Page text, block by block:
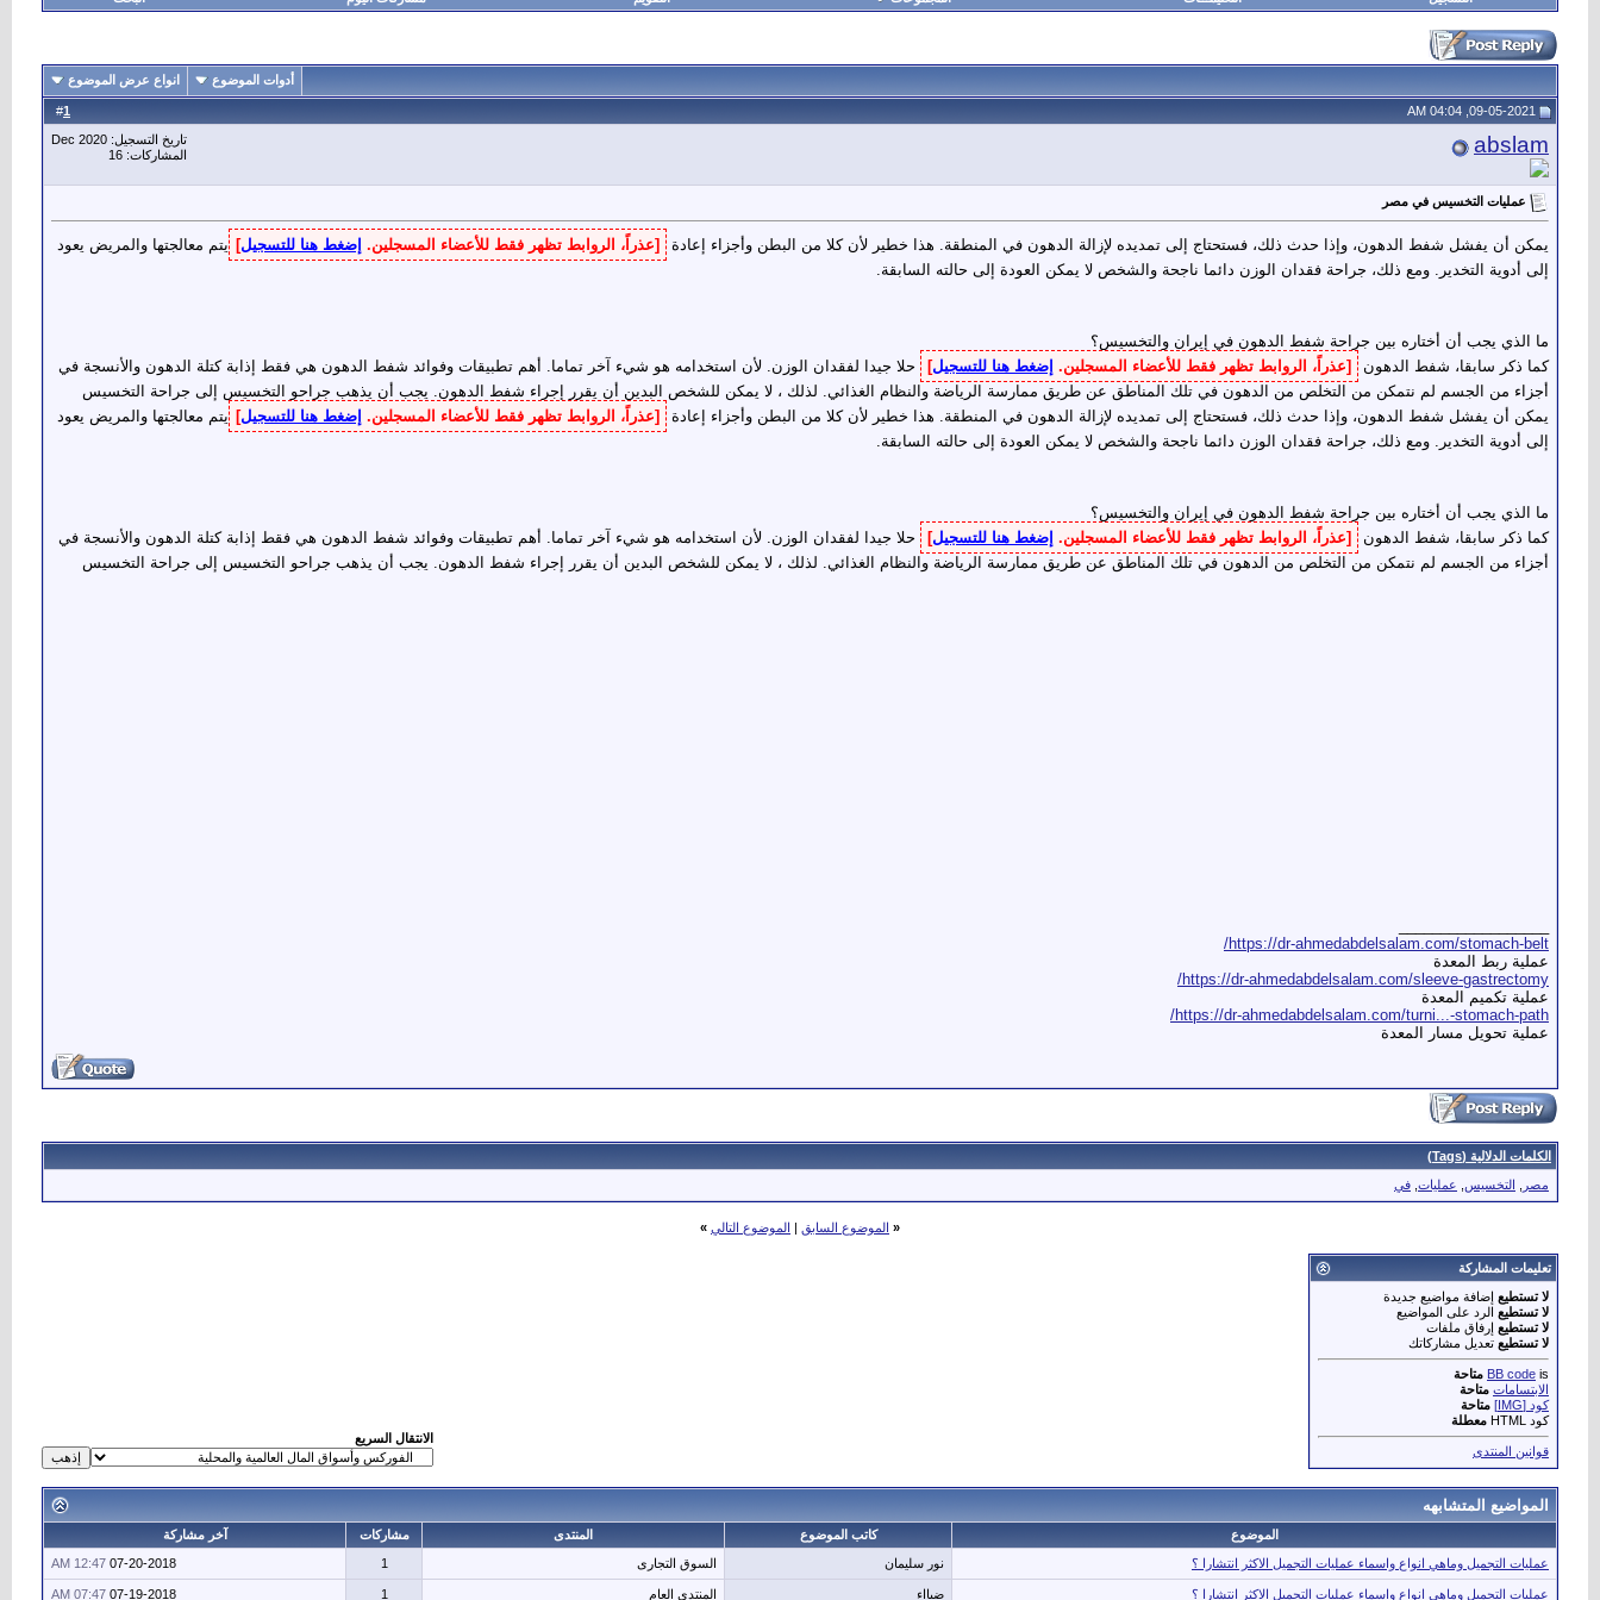
أدوات الموضوع انواع عرض الموضوع
1
abslam
تاريخ التسجيل: Dec 2020
المشاركات: 16
عمليات التخسيس في مصر
يمكن أن يفشل شفط الدهون، وإذا حدث ذلك، فستحتاج إلى تمديده لإزالة الدهون في المنطقة. هذا خطير لأن كلا من البطن وأجزاء إعادة [عذراً، الروابط تظهر فقط للأعضاء المسجلين. إضغط هنا للتسجيل] يتم معالجتها والمريض يعود
إلى أدوية التخدير. ومع ذلك، جراحة فقدان الوزن دائما ناجحة والشخص لا يمكن العودة إلى حالته السابقة.
ما الذي يجب أن أختاره بين جراحة شفط الدهون في إيران والتخسيس؟
كما ذكر سابقا، شفط الدهون
[عذراً، الروابط تظهر فقط للأعضاء المسجلين. إضغط هنا للتسجيل]
حلا جيدا لفقدان الوزن. لأن استخدامه هو شيء آخر تماما. أهم تطبيقات وفوائد شفط الدهون هي فقط إذابة كتلة الدهون والأنسجة في
أجزاء من الجسم لم نتمكن من التخلص من الدهون في تلك المناطق عن طريق ممارسة الرياضة والنظام الغذائي. لذلك ، لا يمكن للشخص البدين أن يقرر إجراء شفط الدهون. يجب أن يذهب جراحو التخسيس إلى جراحة التخسيس
يمكن أن يفشل شفط الدهون، وإذا حدث ذلك، فستحتاج إلى تمديده لإزالة الدهون في المنطقة. هذا خطير لأن كلا من البطن وأجزاء إعادة
[عذراً، الروابط تظهر فقط للأعضاء المسجلين. إضغط هنا للتسجيل] يتم معالجتها والمريض يعود
إلى أدوية التخدير. ومع ذلك، جراحة فقدان الوزن دائما ناجحة والشخص لا يمكن العودة إلى حالته السابقة.
ما الذي يجب أن أختاره بين جراحة شفط الدهون في إيران والتخسيس؟
كما ذكر سابقا، شفط الدهون
[عذراً، الروابط تظهر فقط للأعضاء المسجلين. إضغط هنا للتسجيل]
حلا جيدا لفقدان الوزن. لأن استخدامه هو شيء آخر تماما. أهم تطبيقات وفوائد شفط الدهون هي فقط إذابة كتلة الدهون والأنسجة في
أجزاء من الجسم لم نتمكن من التخلص من الدهون في تلك المناطق عن طريق ممارسة الرياضة والنظام الغذائي. لذلك ، لا يمكن للشخص البدين أن يقرر إجراء شفط الدهون. يجب أن يذهب جراحو التخسيس إلى جراحة التخسيس
https://dr-ahmedabdelsalam.com/stomach-belt/
عملية ربط المعدة
https://dr-ahmedabdelsalam.com/sleeve-gastrectomy/
عملية تكميم المعدة
https://dr-ahmedabdelsalam.com/turni...-stomach-path/
عملية تحويل مسار المعدة
الكلمات الدلالية (Tags)
مصر
التخسيس عمليات في
« الموضوع السابق | الموضوع التالي »
تعليمات المشاركة
لا تستطيع إضافة مواضيع جديدة
لا تستطيع الرد على المواضيع
لا تستطيع إرفاق ملفات
لا تستطيع تعديل مشاركاتك
BB code is
متاحة
الابتسامات متاحة
كود [IMG]
متاحة
كود HTML
معطلة
قوانين المنتدى
الانتقال السريع
المواضيع المتشابهه
الموضوع كاتب الموضوع المنتدى مشاركات
آخر مشاركة
عمليات التجميل وماهي انواع واسماء عمليات التجميل الاكثر انتشارا ؟
نور سليمان السوق التجارى 1
07-20-2018
12:47 AM
عمليات التجميل وماهي انواع واسماء عمليات التجميل الاكثر انتشارا ؟ ضيااء المنتدى العام 1
07-19-2018
07:47 AM